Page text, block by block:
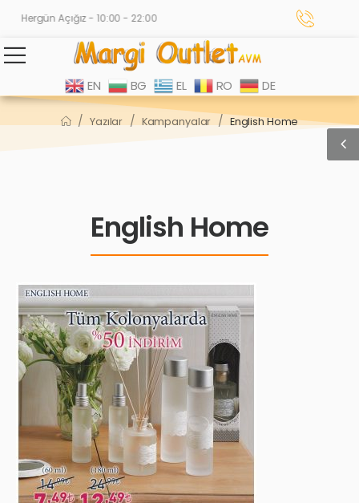
Hergün Açığız - 10:00 - 22:00
EN BG EL RO DE
/ Yazılar / Kampanyalar / English Home
English Home